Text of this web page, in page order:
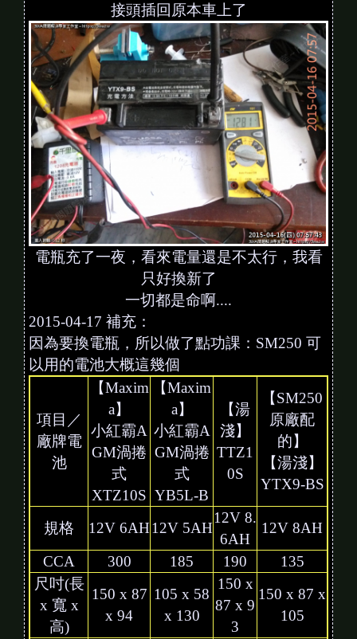
接頭插回原本車上了
電瓶充了一夜，看來電量還是不太行，我看
只好換新了
一切都是命啊....
2015-04-17 補充：
因為要換電瓶，所以做了點功課：SM250 可
以用的電池大概這幾個
項目／
廠牌電
池
【Maxim
a】
小紅霸A
GM渦捲
式
XTZ10S
【Maxim
a】
小紅霸A
GM渦捲
式
YB5L-B
【湯
淺】
TTZ1
0S
【SM250
原廠配
的】
【湯淺】
YTX9-BS
規格 12V 6AH12V 5AH
12V 8.
6AH
12V 8AH
CCA
300 185 190
135
尺吋(長
x 寬 x
高)
150 x 87
x 94
105 x 58
x 130
150 x
87 x 9
3
150 x 87 x
105